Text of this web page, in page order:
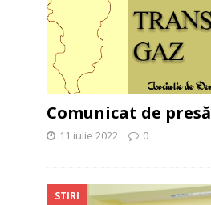
Comunicat de presă
11 iulie 2022 0
STIRI